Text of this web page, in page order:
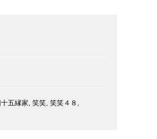
十五縁家 笑笑 笑笑４８